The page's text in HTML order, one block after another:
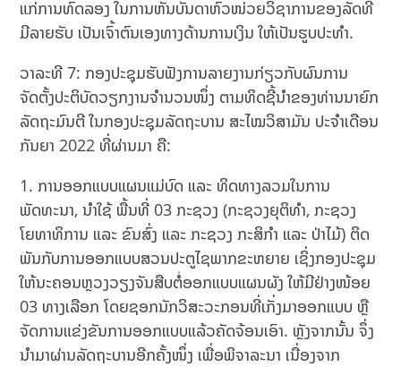
ແກ່ການທົດລອງ ໃນການຫັນບັນດາຫົວໜ່ວຍວິຊາການຂອງລັດທີ່
ມີລາຍຮັບ ເປັນເຈົ້າຕົນເອງທາງດ້ານການເງິນ ໃຫ້ເປັນຮູບປະທຳ.
ວາລະທີ 7: ກອງປະຊຸມຮັບຟັງການລາຍງານກ່ຽວກັບຜົນການ
ຈັດຕັ້ງປະຕິບັດວຽກງານຈໍານວນໜຶ່ງ ຕາມທິດຊີ້ນໍາຂອງທ່ານນາຍົກ
ລັດຖະມົນຕີ ໃນກອງປະຊຸມລັດຖະບານ ສະໄໝວິສາມັນ ປະຈໍາເດືອນ
ກັນຍາ 2022 ທີ່ຜ່ານມາ ຄື:
1. ການອອກແບບແຜນແມ່ບົດ ແລະ ທິດທາງລວມໃນການ
ພັດທະນາ, ນໍາໃຊ້ ພື້ນທີ່ 03 ກະຊວງ (ກະຊວງຍຸຕິທຳ, ກະຊວງ
ໂຍທາທິການ ແລະ ຂົນສົ່ງ ແລະ ກະຊວງ ກະສິກຳ ແລະ ປ່າໄມ້) ຕິດ
ພັນກັບການອອກແບບສວນປະຕູໄຊພາກຂະຫຍາຍ ເຊິ່ງກອງປະຊຸມ
ໃຫ້ນະຄອນຫຼວງວຽງຈັນສືບຕໍ່ອອກແບບແຜນຜັງ ໃຫ້ມີຢ່າງໜ້ອຍ
03 ທາງເລືອກ ໂດຍຊອກນັກວິສະວະກອນທີ່ເກັ່ງມາອອກແບບ ຫຼື
ຈັດການແຂ່ງຂັນການອອກແບບແລ້ວຄັດຈ້ອນເອົາ. ຫຼັງຈາກນັ້ນ ຈຶ່ງ
ນຳມາຜ່ານລັດຖະບານອີກຄັ້ງໜຶ່ງ ເພື່ອພິຈາລະນາ ເນື່ອງຈາກ